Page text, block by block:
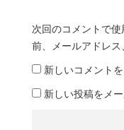
次回のコメントで
前、メールアドレス
新しいコメント
新しい投稿をメ